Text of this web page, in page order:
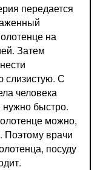
передается
на
Затем
слизистую. С
человека
нужно быстро.
можно,
Поэтому врачи
посуду